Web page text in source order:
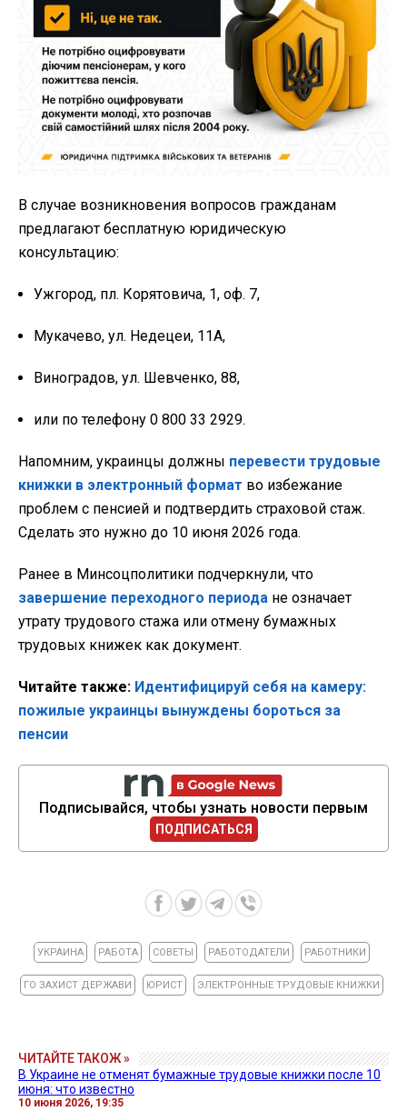
В случае возникновения вопросов гражданам
предлагают бесплатную юридическую
консультацию:
Ужгород, пл. Корятовича, 1, оф. 7,
Мукачево, ул. Недецеи, 11А,
Виноградов, ул. Шевченко, 88,
или по телефону 0 800 33 2929.
Напомним, украинцы должны перевести трудовые
книжки в электронный формат во избежание
проблем с пенсией и подтвердить страховой стаж.
Сделать это нужно до 10 июня 2026 года.
Ранее в Минсоцполитики подчеркнули, что
завершение переходного периода не означает
утрату трудового стажа или отмену бумажных
трудовых книжек как документ.
Читайте также: Идентифицируй себя на камеру:
пожилые украинцы вынуждены бороться за
пенсии
Подписывайся, чтобы узнать новости первым
ПОДПИСАТЬСЯ
УКРАИНА РАБОТА СОВЕТЫ РАБОТОДАТЕЛИ РАБОТНИКИ
ГО ЗАХИСТ ДЕРЖАВИ ЮРИСТ ЭЛЕКТРОННЫЕ ТРУДОВЫЕ КНИЖКИ
ЧИТАЙТЕ ТАКОЖ »
В Украине не отменят бумажные трудовые книжки после 10
июня: что известно
10 июня 2026, 19:35